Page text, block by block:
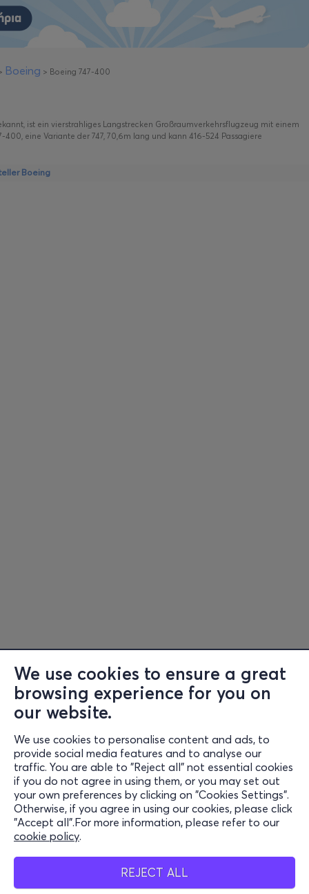
We use cookies to ensure a great
browsing experience for you on
our website.
We use cookies to personalise content and ads, to
provide social media features and to analyse our
traffic. You are able to "Reject all" not essential cookies
if you do not agree in using them, or you may set out
your own preferences by clicking on "Cookies Settings".
Otherwise, if you agree in using our cookies, please click
"Accept all".For more information, please refer to our
cookie policy.
REJECT ALL
Boeing > Boeing 747-400
ist ein vierstrahliges Langstrecken Großraumverkehrsflugzeug mit einem
eine Variante der 747, 70,6m lang und kann 416-524 Passagiere
Boeing
Information
Support
Stay Connected
Mobile App